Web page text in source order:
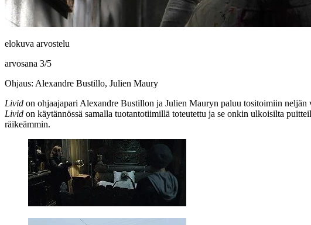
elokuva arvostelu
arvosana 3/5
Ohjaus: Alexandre Bustillo, Julien Maury
Livid on ohjaajapari Alexandre Bustillon ja Julien Mauryn paluu tositoimiin neljän
Livid on käytännössä samalla tuotantotiimillä toteutettu ja se onkin ulkoisilta
räikeämmin.